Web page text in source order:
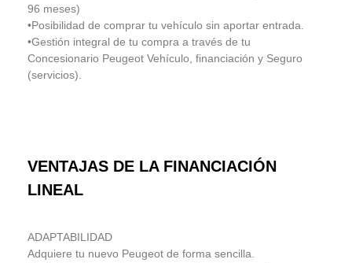
96 meses)
•Posibilidad de comprar tu vehículo sin aportar entrada.
•Gestión integral de tu compra a través de tu
Concesionario Peugeot Vehículo, financiación y Seguro
(servicios).
VENTAJAS DE LA FINANCIACIÓN
LINEAL
ADAPTABILIDAD
Adquiere tu nuevo Peugeot de forma sencilla.